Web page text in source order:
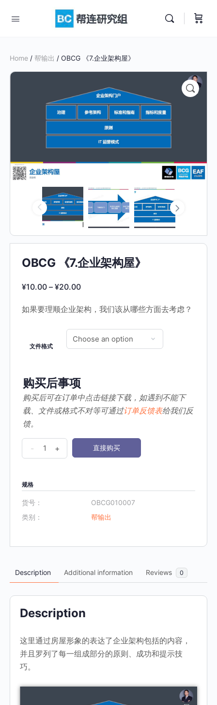
Home / 帮输出 / OBCG 《7.企业架构屋》
OBCG 《7.企业架构屋》
¥10.00 – ¥20.00
如果要理顺企业架构，我们该从哪些方面去考虑？
文件格式
购买后事项
购买后可在订单中点击链接下载，如遇到不能下
载、文件或格式不对等可通过订单反馈表给我们反
馈。
OBCG
《7.
业
构
屋》
量
- + 直接购买
规格
货号：
OBCG010007
类别：
帮输出
Description Additional information Reviews 0
Description
这里通过房屋形象的表达了企业架构包括的内容，
并且罗列了每一组成部分的原则、成功和提示技
巧。